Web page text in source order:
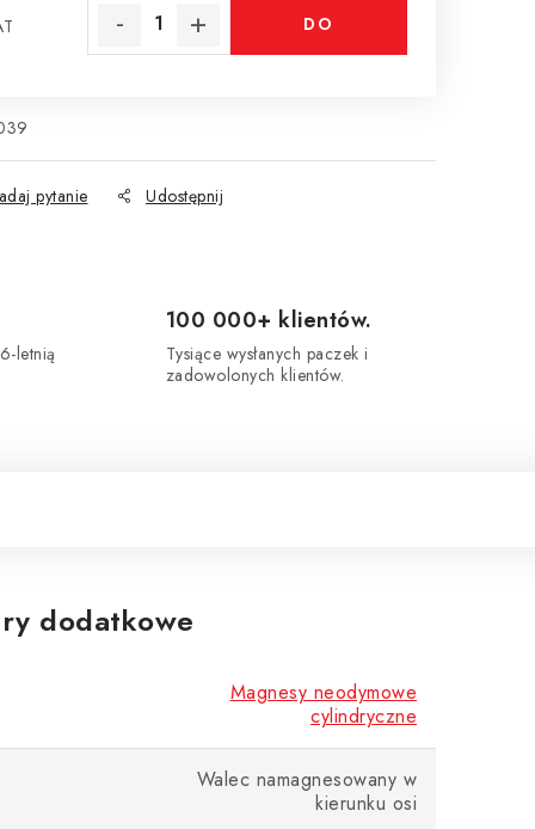
DO
pytanie Udostępnij
letnią
100 000+ klientów.
Tysiące wysłanych paczek i
zadowolonych klientów.
dodatkowe
Magnesy neodymowe
cylindryczne
Walec namagnesowany w
kierunku osi